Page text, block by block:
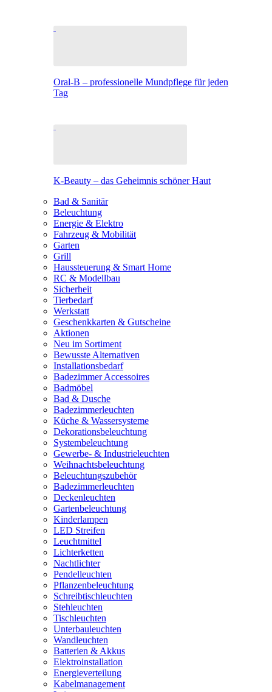
Oral-B – professionelle Mundpflege für jeden
Tag
K-Beauty – das Geheimnis schöner Haut
Bad & Sanitär
Beleuchtung
Energie & Elektro
Fahrzeug & Mobilität
Garten
Grill
Haussteuerung & Smart Home
RC & Modellbau
Sicherheit
Tierbedarf
Werkstatt
Geschenkkarten & Gutscheine
Aktionen
Neu im Sortiment
Bewusste Alternativen
Installationsbedarf
Badezimmer Accessoires
Badmöbel
Bad & Dusche
Badezimmerleuchten
Küche & Wassersysteme
Dekorationsbeleuchtung
Systembeleuchtung
Gewerbe- & Industrieleuchten
Weihnachtsbeleuchtung
Beleuchtungszubehör
Badezimmerleuchten
Deckenleuchten
Gartenbeleuchtung
Kinderlampen
LED Streifen
Leuchtmittel
Lichterketten
Nachtlichter
Pendelleuchten
Pflanzenbeleuchtung
Schreibtischleuchten
Stehleuchten
Tischleuchten
Unterbauleuchten
Wandleuchten
Batterien & Akkus
Elektroinstallation
Energieverteilung
Kabelmanagement